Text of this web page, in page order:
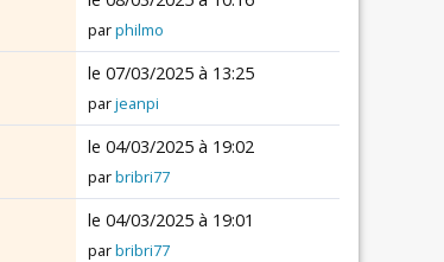
parphilmo
le 07/03/2025 à 13:25
parjeanpi
le 04/03/2025 à 19:02
parbribri77
le 04/03/2025 à 19:01
parbribri77